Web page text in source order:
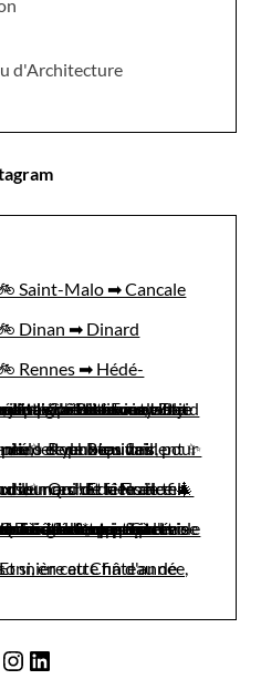
d'Architecture
Instagram
LinkedIn